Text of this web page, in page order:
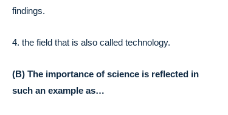
findings.
4. the field that is also called technology.
(B) The importance of science is reflected in
such an example as…